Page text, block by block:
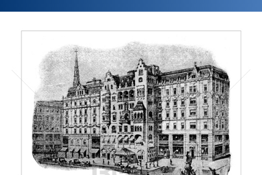
Einst und Heute
Marken
Konzerne
Epoche